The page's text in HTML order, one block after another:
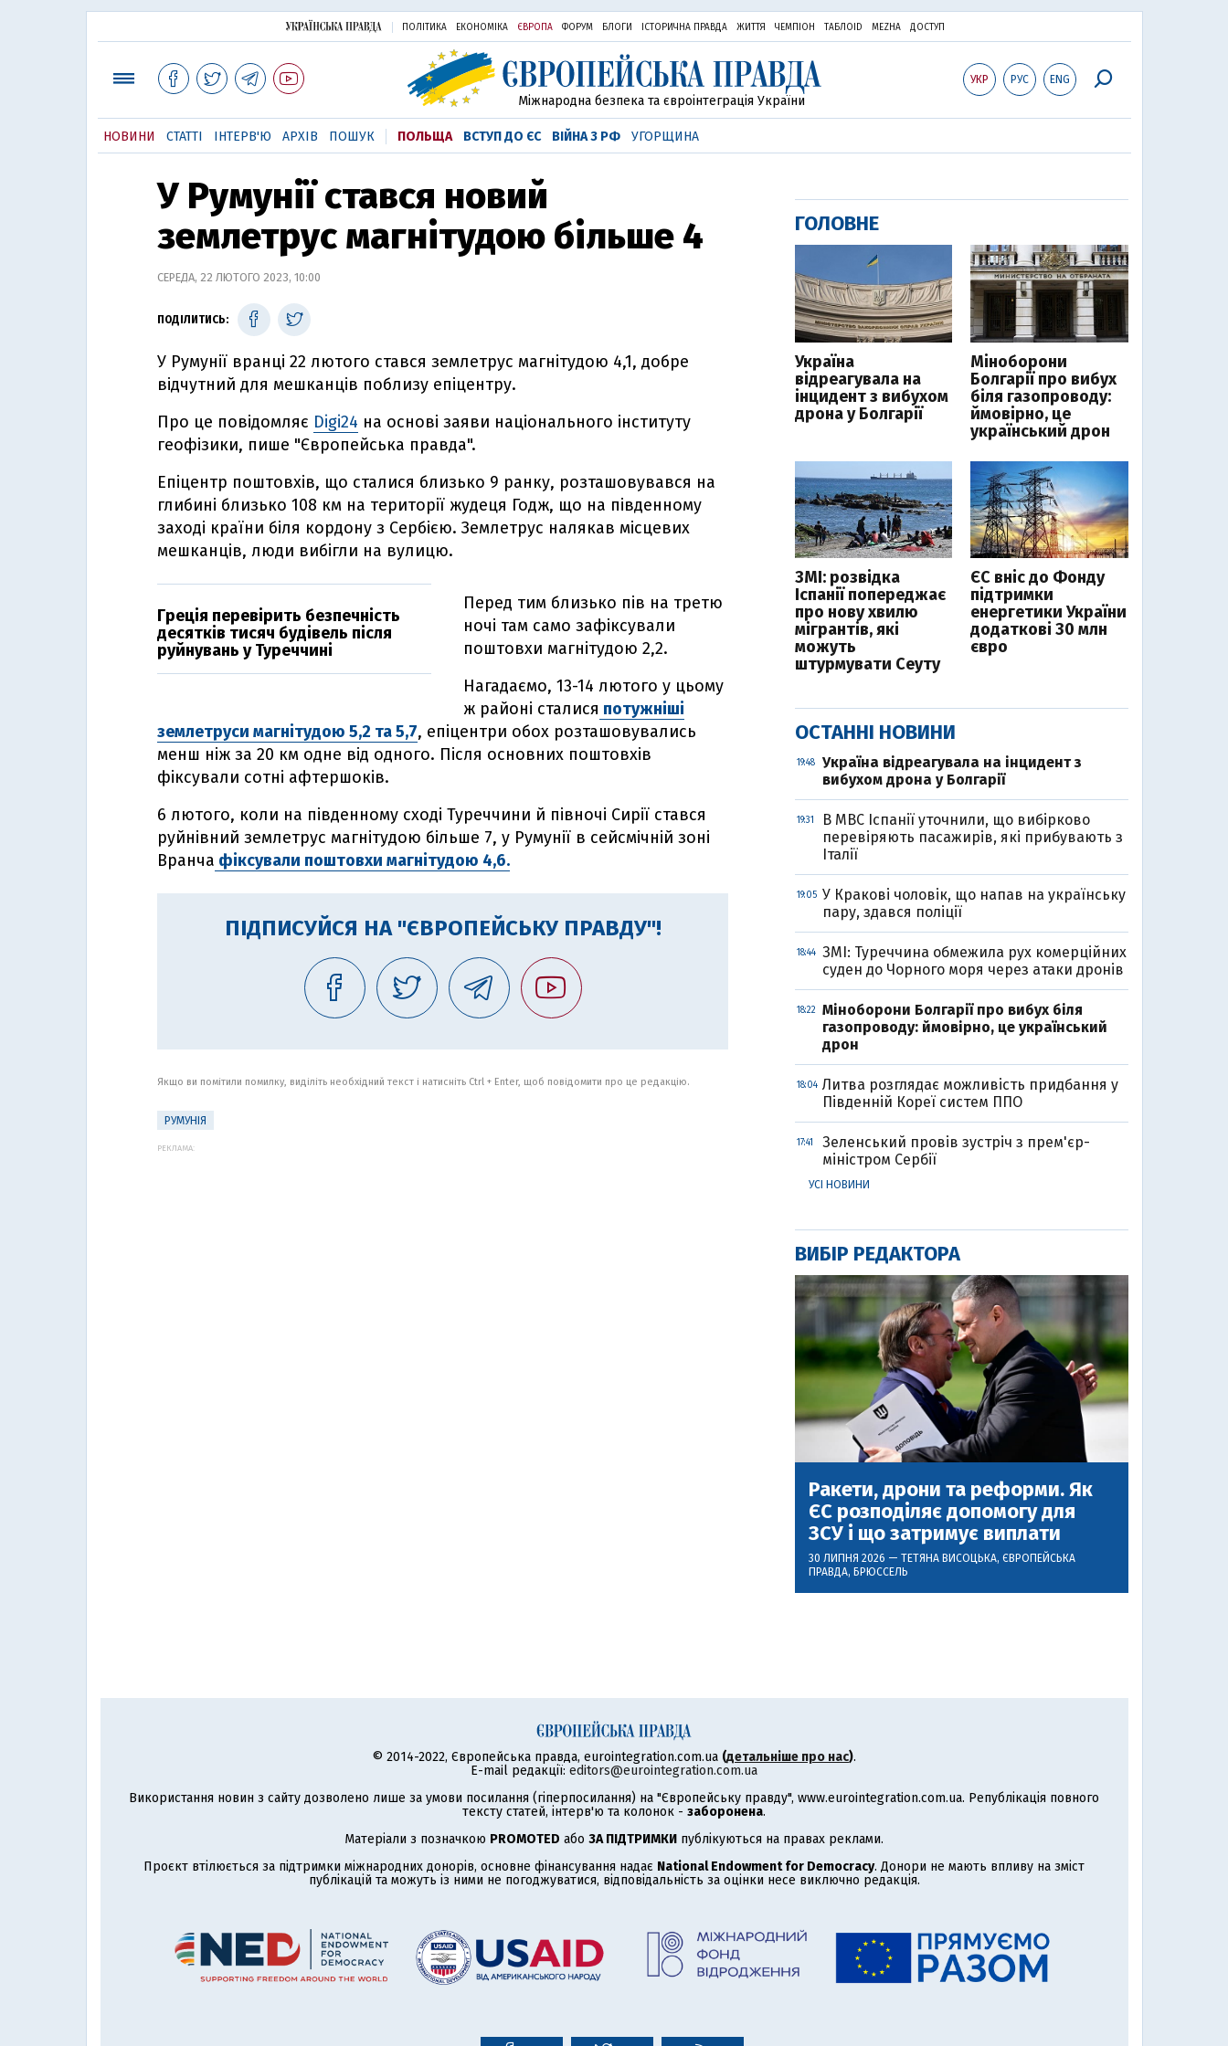
ПОЛІТИКА ЕКОНОМІКА ЄВРОПА ФОРУМ БЛОГИ ІСТОРИЧНА ПРАВДА ЖИТТЯ ЧЕМПІОН ТАБЛОID MEZHA ДОСТУП
УКР РУС ENG
Міжнародна безпека та євроінтеграція України
НОВИНИ СТАТТІ ІНТЕРВ'Ю АРХІВ ПОШУК ПОЛЬЩА ВСТУП ДО ЄС ВІЙНА З РФ УГОРЩИНА
У Румунії стався новий
землетрус магнітудою більше 4
СЕРЕДА, 22 ЛЮТОГО 2023, 10:00
ПОДІЛИТИСЬ:
У Румунії вранці 22 лютого стався землетрус магнітудою 4,1, добре
відчутний для мешканців поблизу епіцентру.
Про це повідомляє Digi24 на основі заяви національного інституту
геофізики, пише "Європейська правда".
Епіцентр поштовхів, що сталися близько 9 ранку, розташовувався на
глибині близько 108 км на території жудеця Годж, що на південному
заході країни біля кордону з Сербією. Землетрус налякав місцевих
мешканців, люди вибігли на вулицю.
Греція перевірить безпечність
десятків тисяч будівель після
руйнувань у Туреччині
Перед тим близько пів на третю
ночі там само зафіксували
поштовхи магнітудою 2,2.
Нагадаємо, 13-14 лютого у цьому
ж районі сталися потужніші
землетруси магнітудою 5,2 та 5,7, епіцентри обох розташовувались
менш ніж за 20 км одне від одного. Після основних поштовхів
фіксували сотні афтершоків.
6 лютого, коли на південному сході Туреччини й півночі Сирії стався
руйнівний землетрус магнітудою більше 7, у Румунії в сейсмічній зоні
Вранча фіксували поштовхи магнітудою 4,6.
ПІДПИСУЙСЯ НА "ЄВРОПЕЙСЬКУ ПРАВДУ"!
Якщо ви помітили помилку, виділіть необхідний текст і натисніть Ctrl + Enter, щоб повідомити про це редакцію.
РУМУНІЯ
РЕКЛАМА:
ГОЛОВНЕ
Україна
відреагувала на
інцидент з вибухом
дрона у Болгарії
Міноборони
Болгарії про вибух
біля газопроводу:
ймовірно, це
український дрон
ЗМІ: розвідка
Іспанії попереджає
про нову хвилю
мігрантів, які
можуть
штурмувати Сеуту
ЄС вніс до Фонду
підтримки
енергетики України
додаткові 30 млн
євро
ОСТАННІ НОВИНИ
19:48
Україна відреагувала на інцидент з
вибухом дрона у Болгарії
19:31
В МВС Іспанії уточнили, що вибірково
перевіряють пасажирів, які прибувають з
Італії
19:05 У Кракові чоловік, що напав на українську
пару, здався поліції
18:44
ЗМІ: Туреччина обмежила рух комерційних
суден до Чорного моря через атаки дронів
18:22
Міноборони Болгарії про вибух біля
газопроводу: ймовірно, це український
дрон
18:04 Литва розглядає можливість придбання у
Південній Кореї систем ППО
17:41
Зеленський провів зустріч з прем'єр-
міністром Сербії
УСІ НОВИНИ
ВИБІР РЕДАКТОРА
Ракети, дрони та реформи. Як
ЄС розподіляє допомогу для
ЗСУ і що затримує виплати
30 ЛИПНЯ 2026 — ТЕТЯНА ВИСОЦЬКА, ЄВРОПЕЙСЬКА
ПРАВДА, БРЮССЕЛЬ
© 2014-2022, Європейська правда, eurointegration.com.ua (детальніше про нас).
E-mail редакції: editors@eurointegration.com.ua
Використання новин з сайту дозволено лише за умови посилання (гіперпосилання) на "Європейську правду", www.eurointegration.com.ua. Републікація повного
тексту статей, інтерв'ю та колонок - заборонена.
Матеріали з позначкою PROMOTED або ЗА ПІДТРИМКИ публікуються на правах реклами.
Проєкт втілюється за підтримки міжнародних донорів, основне фінансування надає National Endowment for Democracy. Донори не мають впливу на зміст
публікацій та можуть із ними не погоджуватися, відповідальність за оцінки несе виключно редакція.